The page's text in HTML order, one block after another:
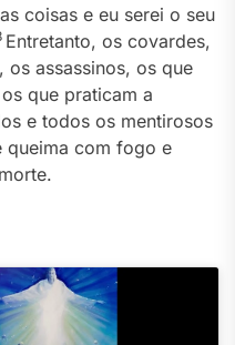
coisas e eu serei o seu
Entretanto, os covardes,
assassinos, os que
que praticam a
e todos os mentirosos
queima com fogo e